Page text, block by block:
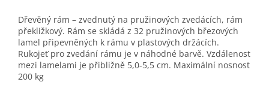
Dřevěný rám – zvednutý na pružinových zvedácích, rám
překližkový. Rám se skládá z 32 pružinových březových
lamel připevněných k rámu v plastových držácích.
Rukojeť pro zvedání rámu je v náhodné barvě. Vzdálenost
mezi lamelami je přibližně 5,0-5,5 cm. Maximální nosnost
200 kg